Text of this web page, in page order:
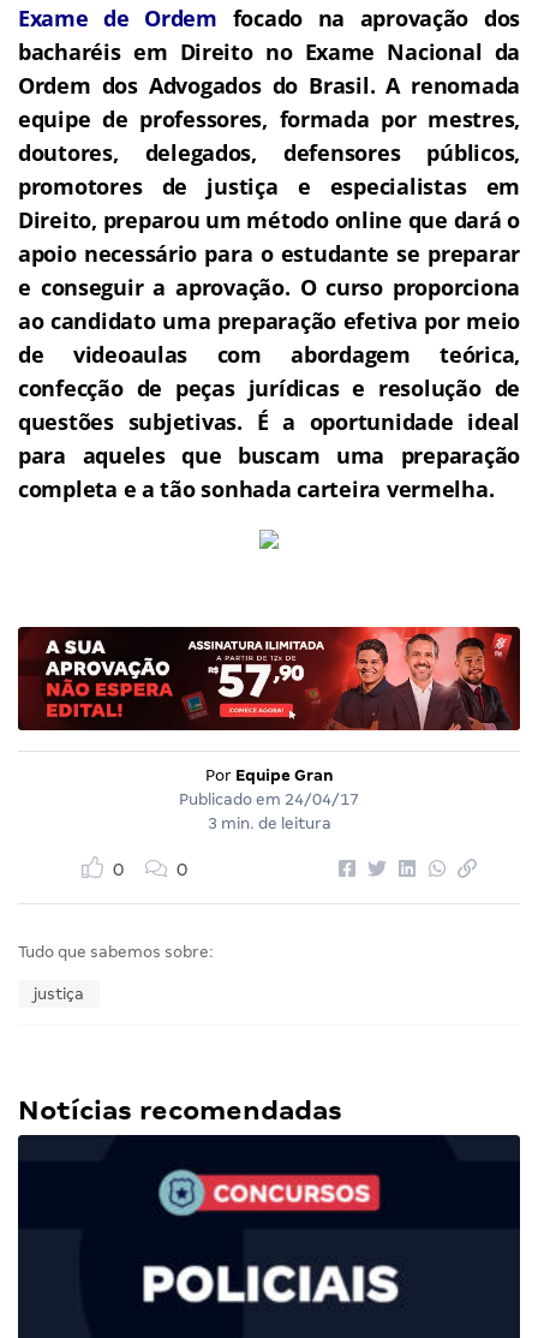
Exame de Ordem focado na aprovação dos
bacharéis em Direito no Exame Nacional da
Ordem dos Advogados do Brasil. A renomada
equipe de professores, formada por mestres,
doutores, delegados, defensores públicos,
promotores de justiça e especialistas em
Direito, preparou um método online que dará o
apoio necessário para o estudante se preparar
e conseguir a aprovação. O curso proporciona
ao candidato uma preparação efetiva por meio
de videoaulas com abordagem teórica,
confecção de peças jurídicas e resolução de
questões subjetivas. É a oportunidade ideal
para aqueles que buscam uma preparação
completa e a tão sonhada carteira vermelha.
Por Equipe Gran
Publicado em 24/04/17
3 min. de leitura
0 0
Tudo que sabemos sobre:
justiça
Notícias recomendadas